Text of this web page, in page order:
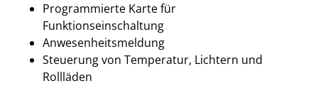
Programmierte Karte für
Funktionseinschaltung
Anwesenheitsmeldung
Steuerung von Temperatur, Lichtern und
Rollläden